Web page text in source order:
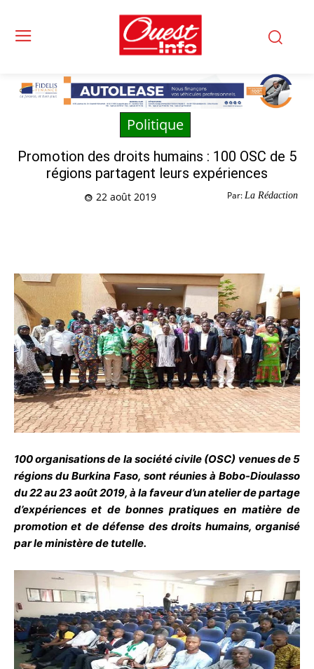
Politique
Promotion des droits humains : 100 OSC de 5
régions partagent leurs expériences
Par: La Rédaction
22 août 2019
100 organisations de la société civile (OSC) venues de 5
régions du Burkina Faso, sont réunies à Bobo-Dioulasso
du 22 au 23 août 2019, à la faveur d’un atelier de partage
d’expériences et de bonnes pratiques en matière de
promotion et de défense des droits humains, organisé
par le ministère de tutelle.